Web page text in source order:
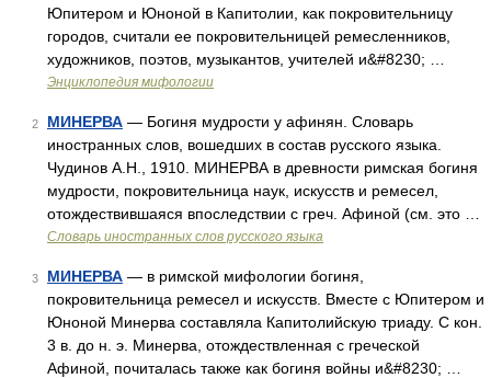
Юпитером и Юноной в Капитолии, как покровительницу
городов, считали ее покровительницей ремесленников,
художников, поэтов, музыкантов, учителей и&#8230; …
Энциклопедия мифологии
2 МИНЕРВА — Богиня мудрости у афинян. Словарь
иностранных слов, вошедших в состав русского языка.
Чудинов А.Н., 1910. МИНЕРВА в древности римская богиня
мудрости, покровительница наук, искусств и ремесел,
отождествившаяся впоследствии с греч. Афиной (см. это …
Словарь иностранных слов русского языка
3 МИНЕРВА — в римской мифологии богиня,
покровительница ремесел и искусств. Вместе с Юпитером и
Юноной Минерва составляла Капитолийскую триаду. С кон.
3 в. до н. э. Минерва, отождествленная с греческой
Афиной, почиталась также как богиня войны и&#8230; …